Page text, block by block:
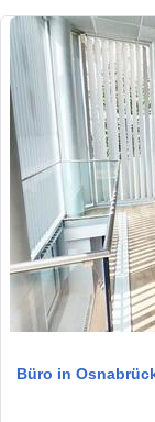
Büro in